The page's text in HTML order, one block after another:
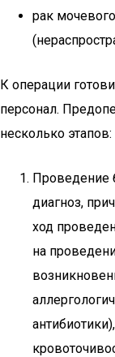
рак
К операции
персонал.
несколько этапов:
Проведение
диагноз,
ход
на